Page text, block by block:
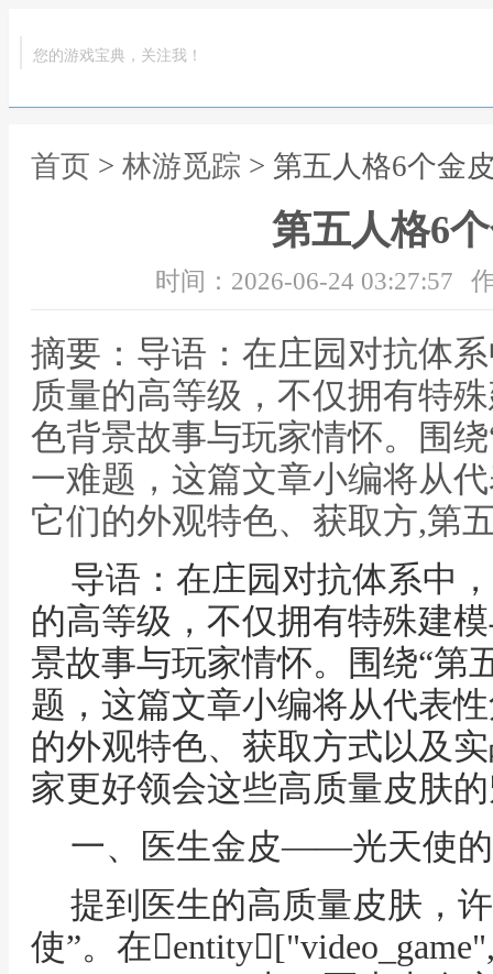
您的游戏宝典，关注我！
首页 > 林游觅踪 > 第五人格6个金
第五人格6
时间：2026-06-24 03:27:57
摘要：导语：在庄园对抗体
质量的高等级，不仅拥有特
色背景故事与玩家情怀。围
一难题，这篇文章小编将从
它们的外观特色、获取方,第
导语：在庄园对抗体系中
的高等级，不仅拥有特殊建
景故事与玩家情怀。围绕“第
题，这篇文章小编将从代表
的外观特色、获取方式以及
家更好领会这些高质量皮肤
一、医生金皮——光天使
提到医生的高质量皮肤，
使”。在